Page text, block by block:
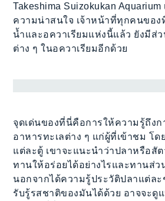
Takeshima Suizokukan Aquarium
ความน่าสนใจ เจ้าหน้าที่ทุกคนขอ
น้ำและอควาเรียมแห่งนี้แล้ว ยังมีส่
ต่าง ๆ ในอควาเรียมอีกด้วย
จุดเด่นของที่นี่คือการให้ความรู้ถึง
อาหารทะเลต่าง ๆ แก่ผู้ที่เข้าชม โ
แต่ละตู้ เขาจะแนะนำว่าปลาหรือสั
ทานให้อร่อยได้อย่างไรและทานส่
นอกจากได้ความรู้ประวัติปลาแต่ละ
รับรู้รสชาติของมันได้ด้วย อาจจะดู